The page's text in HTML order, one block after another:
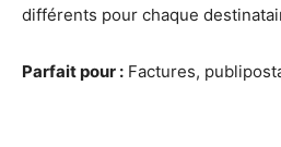
différents pour chaque
Parfait pour : Factures,